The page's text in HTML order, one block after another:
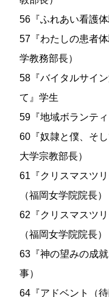
56『ふれあい看護
57『わたしの患者
学教務部長）
58『バイタルサイ
て』学生
59『地域ボランテ
60『奴隷と僕、そ
大学宗教部長）
61『クリスマスツ
（福岡女学院院長）
62『クリスマスツ
（福岡女学院院長）
63『神の望みの成
事）
64『アドベント（